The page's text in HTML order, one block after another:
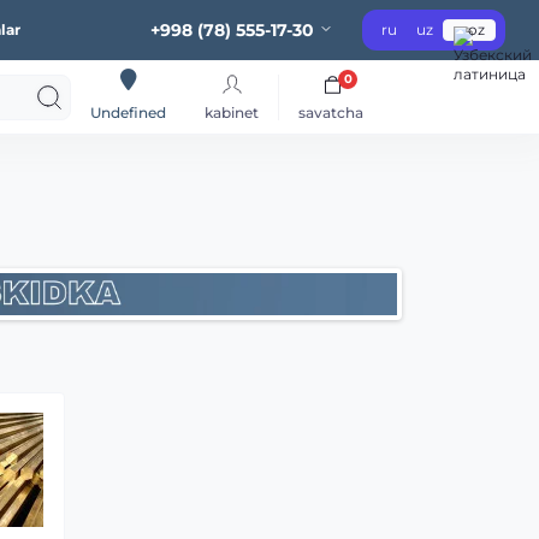
+998 (78) 555-17-30 ru uz oz
Undefined kabinet savatcha
0